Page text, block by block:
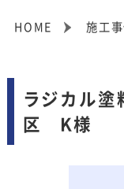
HOME 施工事
ラジカル
区 K様